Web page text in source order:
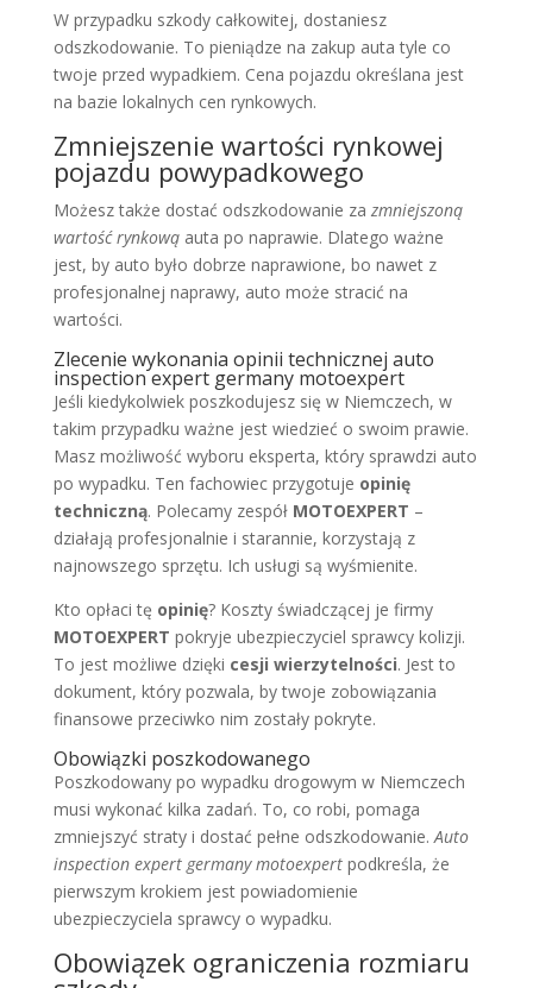
W przypadku szkody całkowitej, dostaniesz
odszkodowanie. To pieniądze na zakup auta tyle co
twoje przed wypadkiem. Cena pojazdu określana jest
na bazie lokalnych cen rynkowych.
Zmniejszenie wartości rynkowej
pojazdu powypadkowego
Możesz także dostać odszkodowanie za zmniejszoną
wartość rynkowąauta po naprawie. Dlatego ważne
jest, by auto było dobrze naprawione, bo nawet z
profesjonalnej naprawy, auto może stracić na
wartości.
Zlecenie wykonania opinii technicznej auto
inspection expert germany motoexpert
Jeśli kiedykolwiek poszkodujesz się w Niemczech, w
takim przypadku ważne jest wiedzieć o swoim prawie.
Masz możliwość wyboru eksperta, który sprawdzi auto
po wypadku. Ten fachowiec przygotuje opinię
techniczną. Polecamy zespół MOTOEXPERT –
działają profesjonalnie i starannie, korzystają z
najnowszego sprzętu. Ich usługi są wyśmienite.
Kto opłaci tę opinię? Koszty świadczącej je firmy
MOTOEXPERT pokryje ubezpieczyciel sprawcy kolizji.
To jest możliwe dzięki cesji wierzytelności. Jest to
dokument, który pozwala, by twoje zobowiązania
finansowe przeciwko nim zostały pokryte.
Obowiązki poszkodowanego
Poszkodowany po wypadku drogowym w Niemczech
musi wykonać kilka zadań. To, co robi, pomaga
zmniejszyć straty i dostać pełne odszkodowanie.Auto
inspection expert germany motoexpertpodkreśla, że
pierwszym krokiem jest powiadomienie
ubezpieczyciela sprawcy o wypadku.
Obowiązek ograniczenia rozmiaru